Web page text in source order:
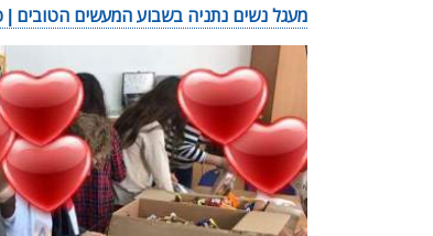
מעגל נשים נתניה בשבוע המעשים הטובים | פורסם